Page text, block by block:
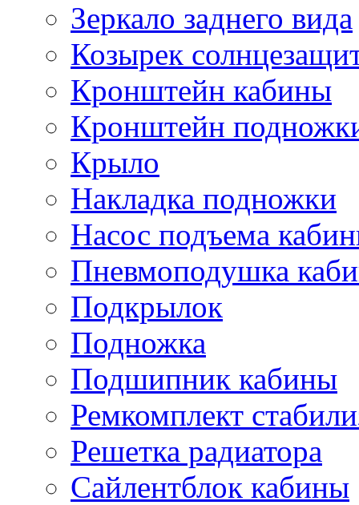
Зеркало заднего вида
Козырек
Кронштейн кабины
Кронштейн
Крыло
Накладка подножки
Насос подъема
Пневмоподушка
Подкрылок
Подножка
Подшипник кабины
Ремкомплект
Решетка радиатора
Сайлентблок кабины